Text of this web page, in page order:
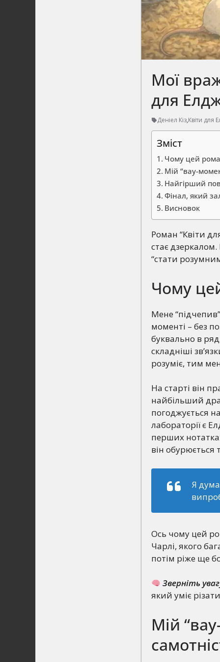
Мої
для
Деніел Кіз,Квіти для
Зміст
Чому цей
Мій “вау-
Найгірший
Фінал, який
Висновок
Роман “Квіти
стає
“стати
Чому
Мене
моменті – без
буквально в
складніші
розуміє, тим
На старті він
найбільший
погоджується
лабораторії є
перших
він
Я
Ось чому цей
Чарлі, якого
потім ріже ще
Зверніть
який уміє
Мій